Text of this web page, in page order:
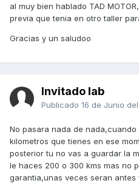
al muy bien hablado TAD
previa que tenia en otro taller
Gracias y un saludoo
Invitado lab
Publicado 16 de Junio
No pasara nada de
kilometros que tienes en ese
posterior tu no vas a guardar la
le haces 200 o 300 kms mas no
garantia,unas veces seran antes